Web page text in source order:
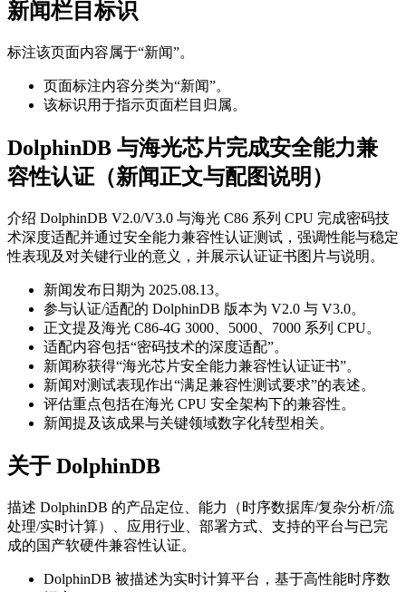
新闻栏目标识
标注该页面内容属于“新闻”。
页面标注内容分类为“新闻”。
该标识用于指示页面栏目归属。
DolphinDB 与海光芯片完成安全能力兼
容性认证（新闻正文与配图说明）
介绍 DolphinDB V2.0/V3.0 与海光 C86 系列 CPU 完成密码技
术深度适配并通过安全能力兼容性认证测试，强调性能与稳定
性表现及对关键行业的意义，并展示认证证书图片与说明。
新闻发布日期为 2025.08.13。
参与认证/适配的 DolphinDB 版本为 V2.0 与 V3.0。
正文提及海光 C86-4G 3000、5000、7000 系列 CPU。
适配内容包括“密码技术的深度适配”。
新闻称获得“海光芯片安全能力兼容性认证证书”。
新闻对测试表现作出“满足兼容性测试要求”的表述。
评估重点包括在海光 CPU 安全架构下的兼容性。
新闻提及该成果与关键领域数字化转型相关。
关于 DolphinDB
描述 DolphinDB 的产品定位、能力（时序数据库/复杂分析/流
处理/实时计算）、应用行业、部署方式、支持的平台与已完
成的国产软硬件兼容性认证。
DolphinDB 被描述为实时计算平台，基于高性能时序数